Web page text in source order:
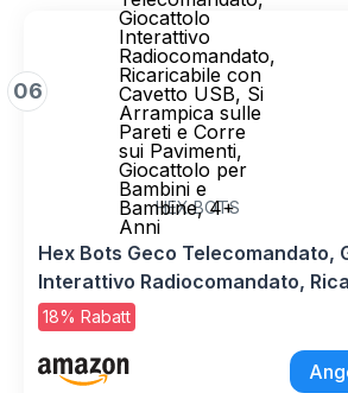
06
Giocattolo
Interattivo
Radiocomandato,
Ricaricabile con
Cavetto USB, Si
Arrampica sulle
Pareti e Corre
sui Pavimenti,
Giocattolo per
Bambini e
Bambine, 4+
Anni
HEX BOTS
Hex Bots Geco Telecomandato,
Interattivo Radiocomandato,
Cavetto USB, Si Arrampica sulle
sui Pavimenti, Giocattolo per
Bambine, 4+ Anni
18% Rabatt